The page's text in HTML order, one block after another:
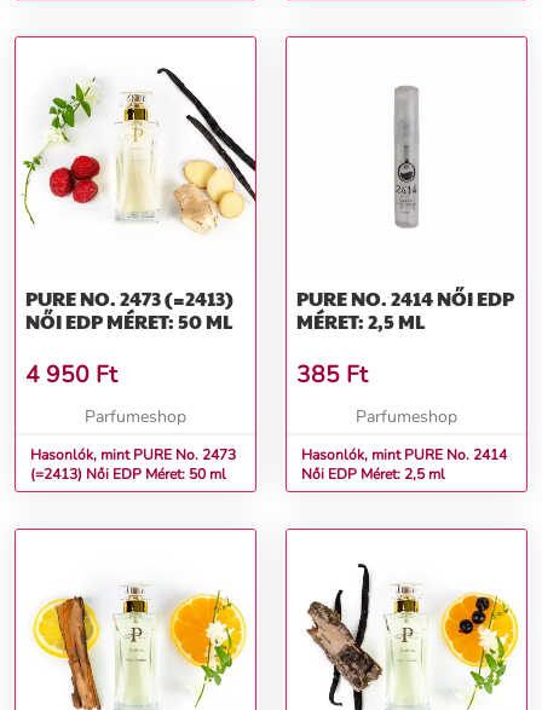
PURE NO. 2473 (=2413)
NŐI EDP MÉRET: 50 ML
4 950 Ft
Parfumeshop
Hasonlók, mint PURE No. 2473
(=2413) Női EDP Méret: 50 ml
PURE NO. 2414 NŐI EDP
MÉRET: 2,5 ML
385 Ft
Parfumeshop
Hasonlók, mint PURE No. 2414
Női EDP Méret: 2,5 ml